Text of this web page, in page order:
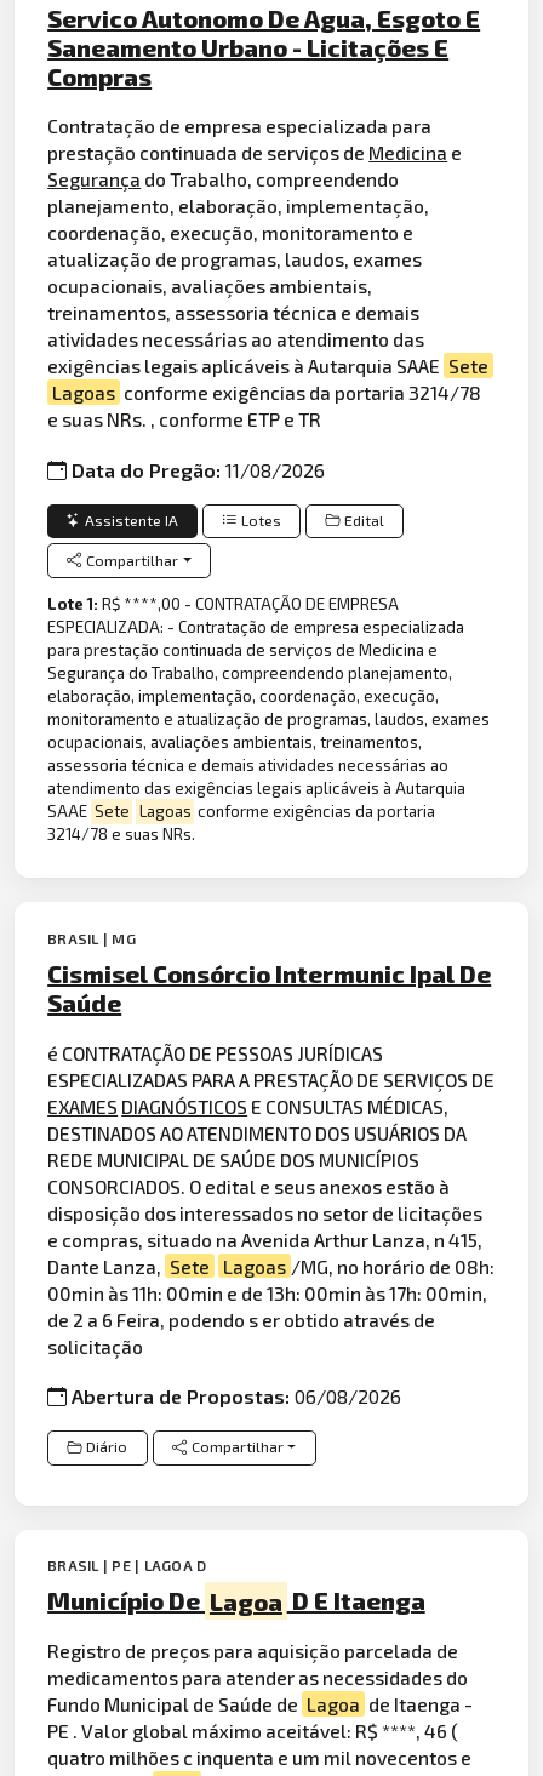
Servico Autonomo De Agua, Esgoto E
Saneamento Urbano - Licitações E
Compras
Contratação de empresa especializada para
prestação continuada de serviços de Medicina e
Segurança do Trabalho, compreendendo
planejamento, elaboração, implementação,
coordenação, execução, monitoramento e
atualização de programas, laudos, exames
ocupacionais, avaliações ambientais,
treinamentos, assessoria técnica e demais
atividades necessárias ao atendimento das
exigências legais aplicáveis à Autarquia SAAE Sete
Lagoas conforme exigências da portaria 3214/78
e suas NRs. , conforme ETP e TR
Data do Pregão:11/08/2026
Assistente IA Lotes Edital
Compartilhar
Lote 1:R$ ****,00 - CONTRATAÇÃO DE EMPRESA
ESPECIALIZADA: - Contratação de empresa especializada
para prestação continuada de serviços de Medicina e
Segurança do Trabalho, compreendendo planejamento,
elaboração, implementação, coordenação, execução,
monitoramento e atualização de programas, laudos, exames
ocupacionais, avaliações ambientais, treinamentos,
assessoria técnica e demais atividades necessárias ao
atendimento das exigências legais aplicáveis à Autarquia
SAAE Sete Lagoas conforme exigências da portaria
3214/78 e suas NRs.
BRASIL | MG
Cismisel Consórcio Intermunic Ipal De
Saúde
é CONTRATAÇÃO DE PESSOAS JURÍDICAS
ESPECIALIZADAS PARA A PRESTAÇÃO DE SERVIÇOS DE
EXAMES DIAGNÓSTICOS E CONSULTAS MÉDICAS,
DESTINADOS AO ATENDIMENTO DOS USUÁRIOS DA
REDE MUNICIPAL DE SAÚDE DOS MUNICÍPIOS
CONSORCIADOS. O edital e seus anexos estão à
disposição dos interessados no setor de licitações
e compras, situado na Avenida Arthur Lanza, n 415,
Dante Lanza,
Sete Lagoas /MG, no horário de 08h:
00min às 11h: 00min e de 13h: 00min às 17h: 00min,
de 2 a 6 Feira, podendo s er obtido através de
solicitação
Abertura de Propostas:06/08/2026
Diário Compartilhar
BRASIL | PE | LAGOA D
Município De Lagoa D E Itaenga
Registro de preços para aquisição parcelada de
medicamentos para atender as necessidades do
Fundo Municipal de Saúde de Lagoa de Itaenga -
PE . Valor global máximo aceitável: R$ ****, 46 (
quatro milhões c inquenta e um mil novecentos e